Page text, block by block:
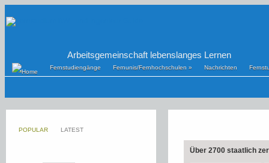
Arbeitsgemeinschaft lebenslanges Lernen
Fernstudiengänge Fernunis/Fernhochschulen » Nachrichten
Über 2700 staatlich
POPULAR LATEST